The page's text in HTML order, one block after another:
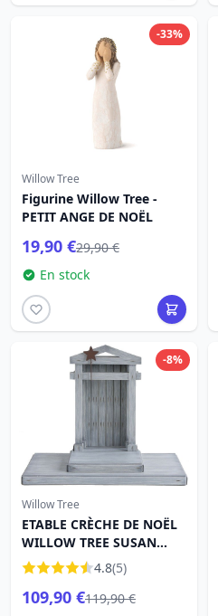
-33%
Willow Tree
Figurine Willow Tree -
PETIT ANGE DE NOËL
19,90 €29,90 €
En stock
-8%
Willow Tree
ETABLE CRÈCHE DE NOËL
WILLOW TREE SUSAN
LORDI
4.8(5)
109,90 €119,90 €